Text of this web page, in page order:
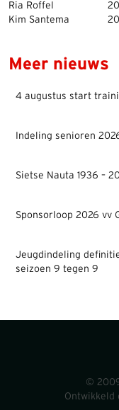
Ria Roffel
Kim Santema
Meer nieuws
4 augustus start
Indeling senioren
Sietse Nauta 1936 –
Sponsorloop 2026 vv
Jeugdindeling
seizoen 9 tegen 9
©
Ontwikkeld